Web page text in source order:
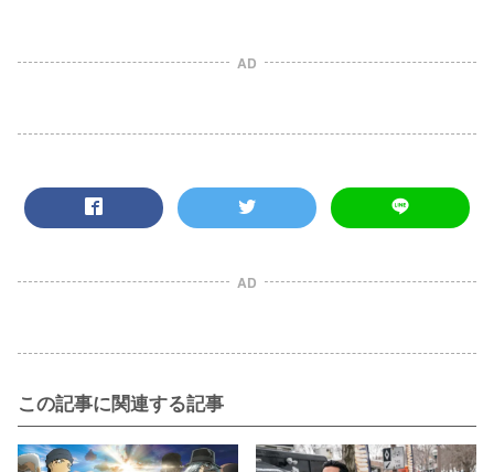
AD
AD
この記事に関連する記事